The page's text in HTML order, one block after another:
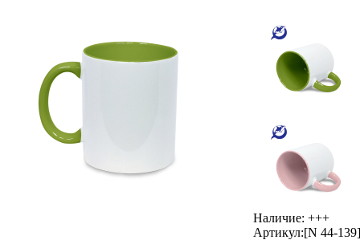
Наличие: +++
Артикул:[N 44-139]